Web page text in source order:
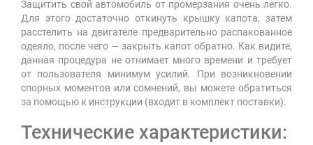
Защитить свой автомобиль от промерзания очень легко.
Для этого достаточно откинуть крышку капота, затем
расстелить на двигателе предварительно распакованное
одеяло, после чего — закрыть капот обратно. Как видите,
данная процедура не отнимает много времени и требует
от пользователя минимум усилий. При возникновении
спорных моментов или сомнений, вы можете обратиться
за помощью к инструкции (входит в комплект поставки).
Технические характеристики: